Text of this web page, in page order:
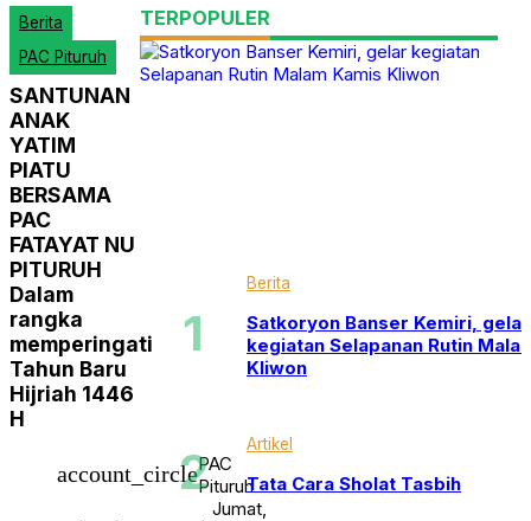
Fatayat
Fragmen
Gadgets
Hukum
Informasi
IPNU IPPNU
Kiprah
LBH
Mutiara Hikmah
NU
PAC Bagelen
PAC Banyuurip
PAC Bener
PAC Bruno
PAC Butuh
PAC Gebang
PAC Kaligesing
PAC Kemiri
PAC Kota
PAC Purworejo
Pengumuman
Berita
PAC Pituruh
SANTUNAN
ANAK
YATIM
PIATU
BERSAMA
PAC
FATAYAT NU
PITURUH
Dalam
rangka
memperingati
Tahun Baru
Hijriah 1446
H
account_circlePAC
Pituruh
Jumat,
TERPOPULER
Berita
Satkoryon Banser Kemiri, gelar
kegiatan Selapanan Rutin
Kliwon
Artikel
Tata Cara Sholat Tasbih